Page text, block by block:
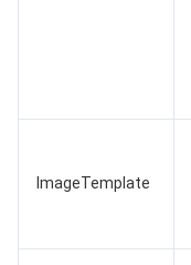
ImageTemplate